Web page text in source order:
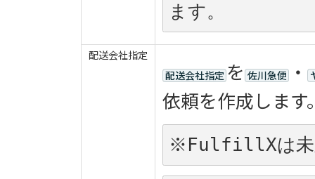
ます。
配送会社指定
配送会社指定 を 佐川急便 ・
依頼を作成します
※FulfillXは未